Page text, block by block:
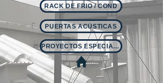
RACK DE FRIO / COND
PUERTAS ACÚSTICAS
PROYECTOS ESPECIALES